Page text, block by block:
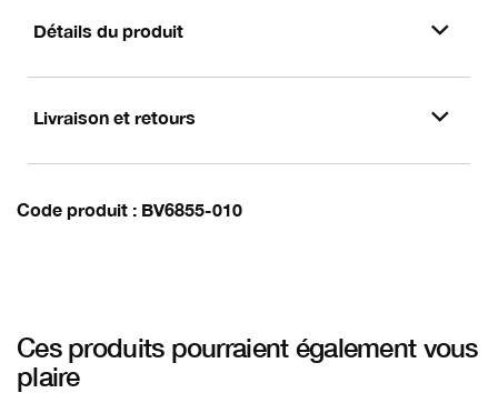
Détails du produit
Livraison et retours
Code produit BV6855-010
Ces produits pourraient également vous
plaire